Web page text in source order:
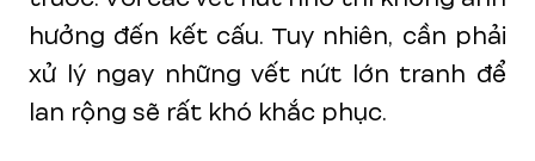
hưởng đến kết cấu. Tuy nhiên, cần phải
xử lý ngay những vết nứt lớn tranh để
lan rộng sẽ rất khó khắc phục.